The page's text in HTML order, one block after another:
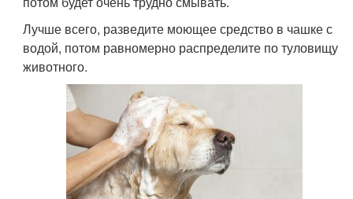
Лучше всего, разведите моющее средство в чашке с
водой, потом равномерно распределите по туловищу
животного.